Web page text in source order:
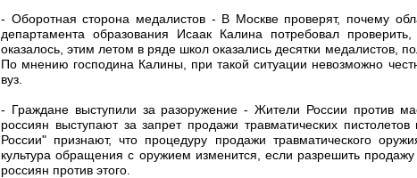
- Оборотная сторона медалистов - В Москве проверят, почему
департамента образования Исаак Калина потребовал
оказалось, этим летом в ряде школ оказались десятки медалистов,
По мнению господина Калины, при такой ситуации невозможно
вуз.
- Граждане выступили за разоружение - Жители России против
россиян выступают за запрет продажи травматических
России" признают, что процедуру продажи травматического
культура обращения с оружием изменится, если разрешить
россиян против этого.